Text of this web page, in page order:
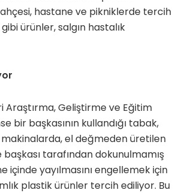
hastane ve pikniklerde tercih
ürünler, salgın hastalık
Araştırma, Geliştirme ve Eğitim
bir başkasının kullandığı tabak,
el değmeden üretilen
tarafından dokunulmamış
yayılmasını engellemek için
plastik ürünler tercih ediliyor. Bu